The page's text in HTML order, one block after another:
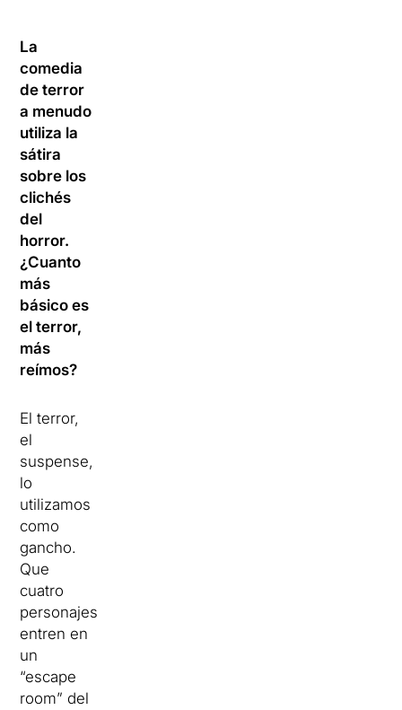
La
comedia
de terror
a menudo
utiliza la
sátira
sobre los
clichés
del
horror.
¿Cuanto
más
básico es
el terror,
más
reímos?
El terror,
el
suspense,
lo
utilizamos
como
gancho.
Que
cuatro
personajes
entren en
un
“escape
room” del